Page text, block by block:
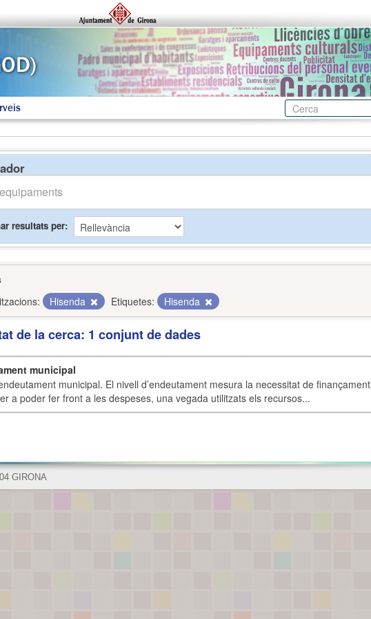
resultats per
Hisenda Etiquetes: Hisenda
de la cerca: 1 conjunt de dades
municipal
municipal. El nivell d’endeutament mesura la necessitat de finançament
a poder fer front a les despeses, una vegada utilitzats els recursos...
GIRONA